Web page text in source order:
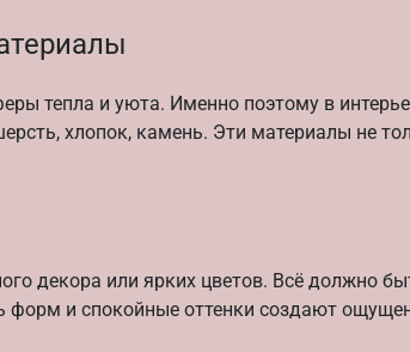
тепла и уюта. Именно поэтому в
хлопок, камень. Эти материалы не
декора или ярких цветов. Всё должно
форм и спокойные оттенки создают